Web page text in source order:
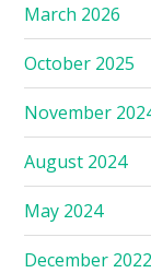
March 2026
October 2025
November
August 2024
May 2024
December 2022